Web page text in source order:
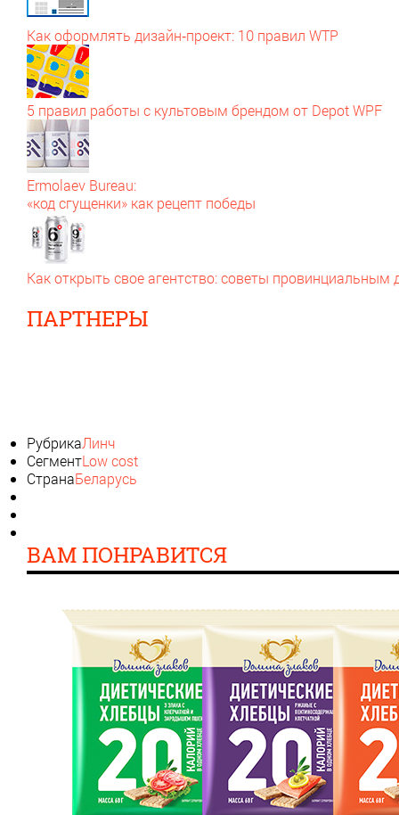
Как оформлять дизайн‑проект: 10 правил WTP
5 правил работы с культовым брендом от Depot WPF
Ermolaev Bureau:
«код сгущенки» как рецепт победы
Как открыть свое агентство: советы провинциальным
ПАРТНЕРЫ
РубрикаЛинч
СегментLow cost
СтранаБеларусь
ВАМ ПОНРАВИТСЯ